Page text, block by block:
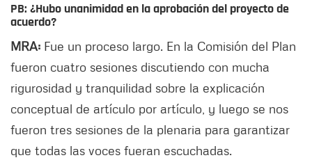
PB: ¿Hubo unanimidad en la aprobación del proyecto de
acuerdo?
MRA: Fue un proceso largo. En la Comisión del Plan
fueron cuatro sesiones discutiendo con mucha
rigurosidad y tranquilidad sobre la explicación
conceptual de artículo por artículo, y luego se nos
fueron tres sesiones de la plenaria para garantizar
que todas las voces fueran escuchadas.